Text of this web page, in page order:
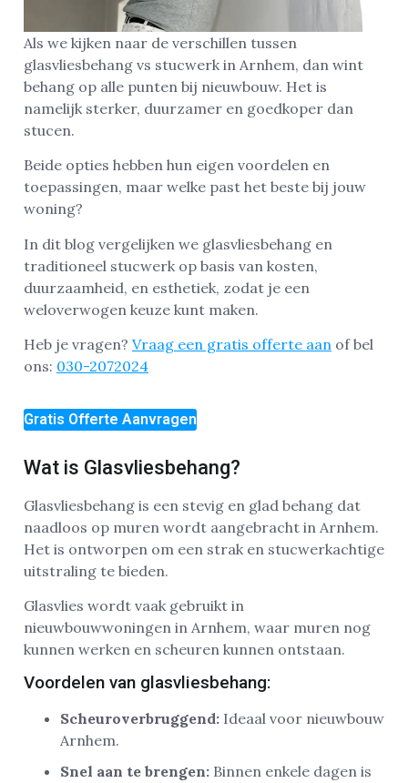
Als we kijken naar de verschillen tussen
glasvliesbehang vs stucwerk in Arnhem, dan wint
behang op alle punten bij nieuwbouw. Het is
namelijk sterker, duurzamer en goedkoper dan
stucen.
Beide opties hebben hun eigen voordelen en
toepassingen, maar welke past het beste bij jouw
woning?
In dit blog vergelijken we glasvliesbehang en
traditioneel stucwerk op basis van kosten,
duurzaamheid, en esthetiek, zodat je een
weloverwogen keuze kunt maken.
Heb je vragen? Vraag een gratis offerte aan of bel
ons: 030-2072024
Gratis Offerte Aanvragen
Wat is Glasvliesbehang?
Glasvliesbehang is een stevig en glad behang dat
naadloos op muren wordt aangebracht in Arnhem.
Het is ontworpen om een strak en stucwerkachtige
uitstraling te bieden.
Glasvlies wordt vaak gebruikt in
nieuwbouwwoningen in Arnhem, waar muren nog
kunnen werken en scheuren kunnen ontstaan.
Voordelen van glasvliesbehang:
Scheuroverbruggend: Ideaal voor nieuwbouw
Arnhem.
Snel aan te brengen: Binnen enkele dagen is